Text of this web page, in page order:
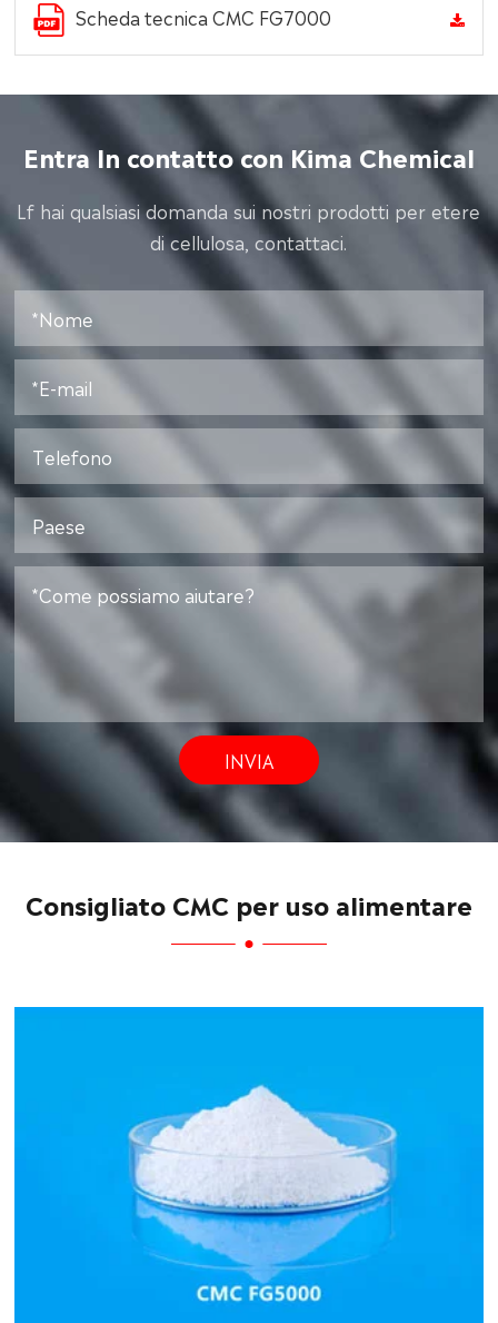
Scheda tecnica CMC FG7000
Entra In contatto con Kima Chemical
Lf hai qualsiasi domanda sui nostri prodotti per etere
di cellulosa, contattaci.
INVIA
Consigliato CMC per uso alimentare